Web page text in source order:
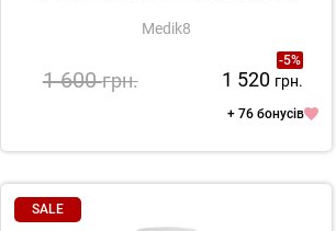
Medik8
-5%
1 600грн. 1 520 грн.
+ 76 бонусів
SALE